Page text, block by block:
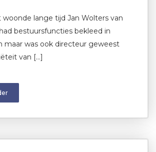
woonde lange tijd Jan Wolters van
bestuursfuncties bekleed in
maar was ook directeur geweest
van […]